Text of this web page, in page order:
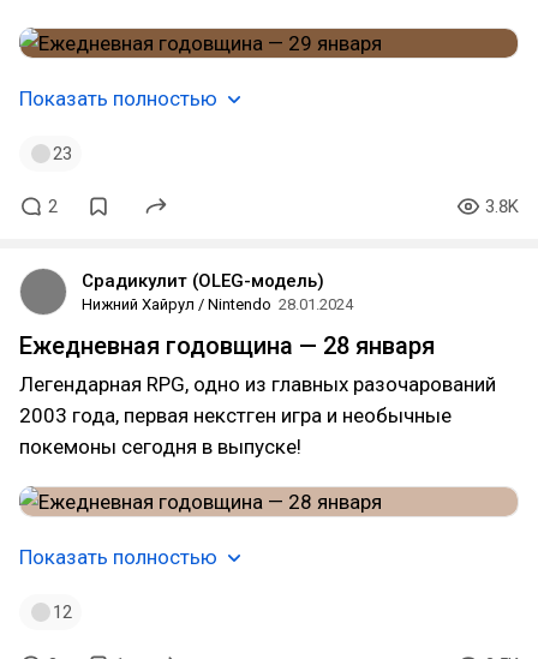
Показать полностью
23
2 3.8K
Срадикулит (OLEG-модель)
Нижний Хайрул / Nintendo 28.01.2024
Ежедневная годовщина — 28 января
Легендарная RPG, одно из главных разочарований
2003 года, первая некстген игра и необычные
покемоны сегодня в выпуске!
Показать полностью
12